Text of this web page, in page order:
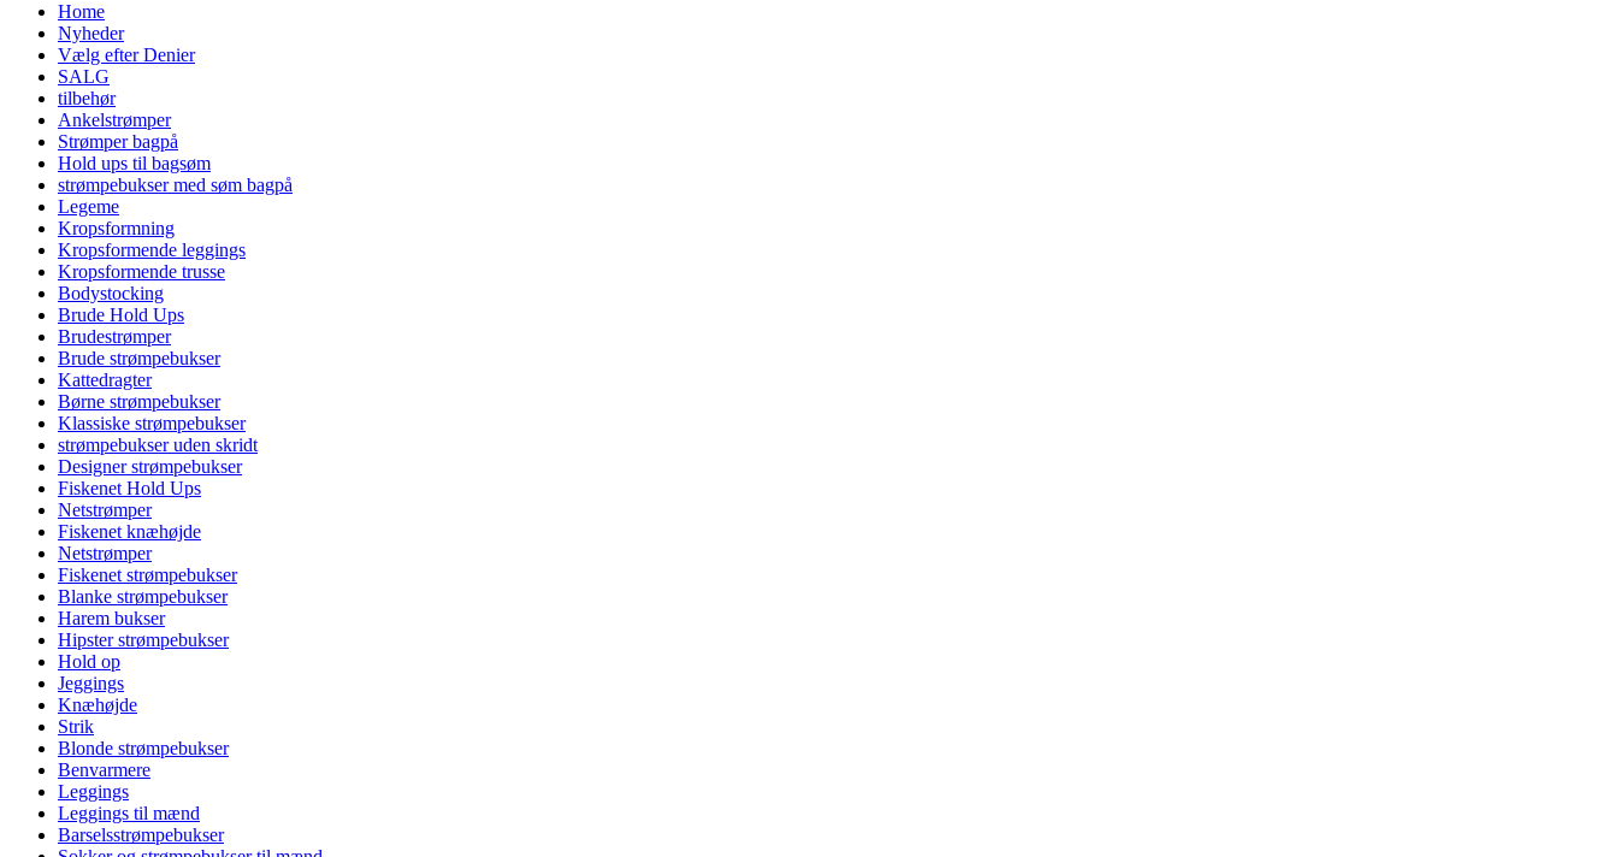
Home
Nyheder
Vælg efter Denier
SALG
tilbehør
Ankelstrømper
Strømper bagpå
Hold ups til bagsøm
strømpebukser med søm bagpå
Legeme
Kropsformning
Kropsformende leggings
Kropsformende trusse
Bodystocking
Brude Hold Ups
Brudestrømper
Brude strømpebukser
Kattedragter
Børne strømpebukser
Klassiske strømpebukser
strømpebukser uden skridt
Designer strømpebukser
Fiskenet Hold Ups
Netstrømper
Fiskenet knæhøjde
Netstrømper
Fiskenet strømpebukser
Blanke strømpebukser
Harem bukser
Hipster strømpebukser
Hold op
Jeggings
Knæhøjde
Strik
Blonde strømpebukser
Benvarmere
Leggings
Leggings til mænd
Barselsstrømpebukser